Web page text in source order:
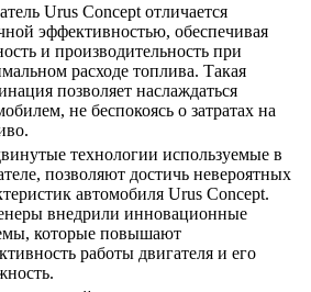
Urus Concept отличается
эффективностью, обеспечивая
и производительность при
расходе топлива. Такая
позволяет наслаждаться
не беспокоясь о затратах на
технологии используемые в
позволяют достичь невероятных
автомобиля Urus Concept.
внедрили инновационные
которые повышают
работы двигателя и его